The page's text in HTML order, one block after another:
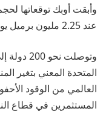
وأبقت أوبك توقعاتها
عند 2.25 مليون برميل يوميا في 2024.
وتوصلت
العالمي من الوقود
المستثمرين في قطاع